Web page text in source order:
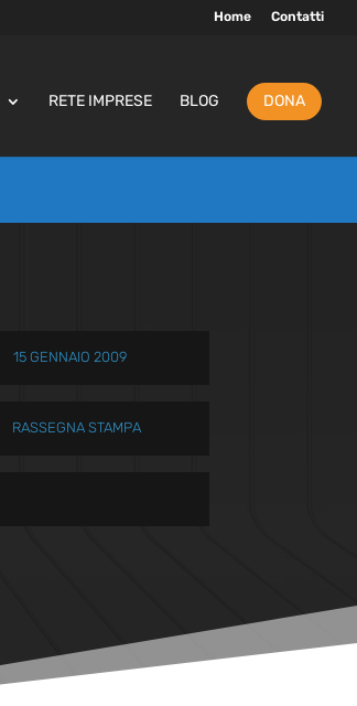
Home Contatti
RETE IMPRESE BLOG DONA
15 GENNAIO 2009
RASSEGNA STAMPA